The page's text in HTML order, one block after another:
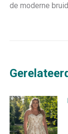
de moderne